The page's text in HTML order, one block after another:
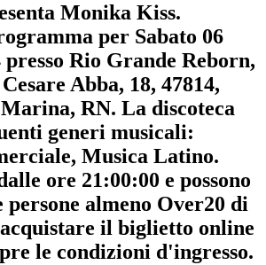
Monika Kiss.
per Sabato 06
presso Rio Grande Reborn,
Abba, 18, 47814,
RN. La discoteca
generi musicali:
, Musica Latino.
ore 21:00:00 e possono
almeno Over20 di
il biglietto online
le condizioni d'ingresso.